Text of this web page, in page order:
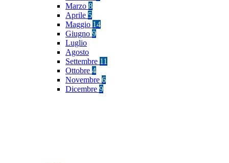
Marzo 8
Aprile 5
Maggio 14
Giugno 9
Luglio
Agosto
Settembre 11
Ottobre 4
Novembre 6
Dicembre 9